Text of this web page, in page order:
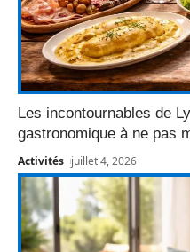
Les incontournables de
gastronomique à ne pas
Activités juillet 4, 2026